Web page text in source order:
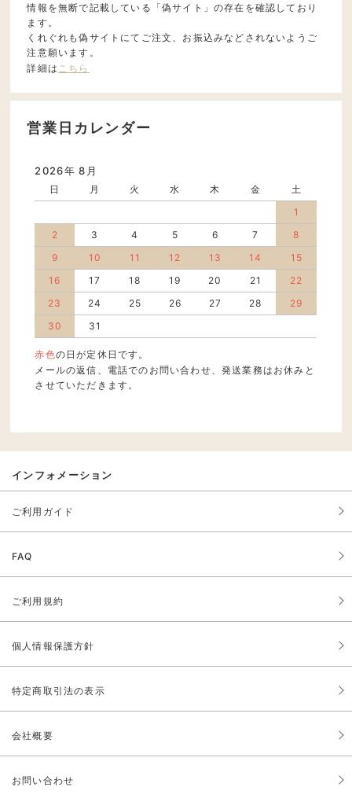
情報を無断で記載している「偽サイト」の存在を確認しており
ます。
くれぐれも偽サイトにてご注文、お振込みなどされないようご
注意願います。
詳細は こちら
営業日カレンダー
2026年 8月
日 月 火 水 木 金
土
1
2
3 4 5 6 7
8
9
10 11 12 13 14
15
16
17 18 19 20 21
22
23
24 25 26 27 28
29
30
31
赤色の日が定休日です。
メールの返信、電話でのお問い合わせ、発送業務はお休みと
させていただきます。
インフォメーション
ご利用ガイド
FAQ
ご利用規約
個人情報保護方針
特定商取引法の表示
会社概要
お問い合わせ